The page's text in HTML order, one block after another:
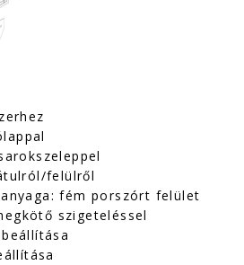
felülről
fém porszórt felület
szigeteléssel